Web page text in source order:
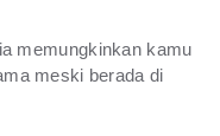
memungkinkan kamu
meski berada di